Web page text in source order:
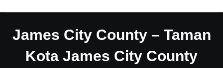
James City County – Taman
Kota James City County